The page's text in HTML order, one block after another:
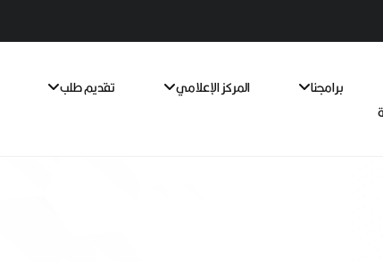
برامجنا المركز الإعلامي تقديم طلب